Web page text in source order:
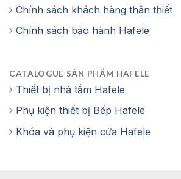
Chính sách khách hàng thân thiết
Chính sách bảo hành Hafele
CATALOGUE SẢN PHẨM HAFELE
Thiết bị nhà tắm Hafele
Phụ kiện thiết bị Bếp Hafele
Khóa và phụ kiện cửa Hafele